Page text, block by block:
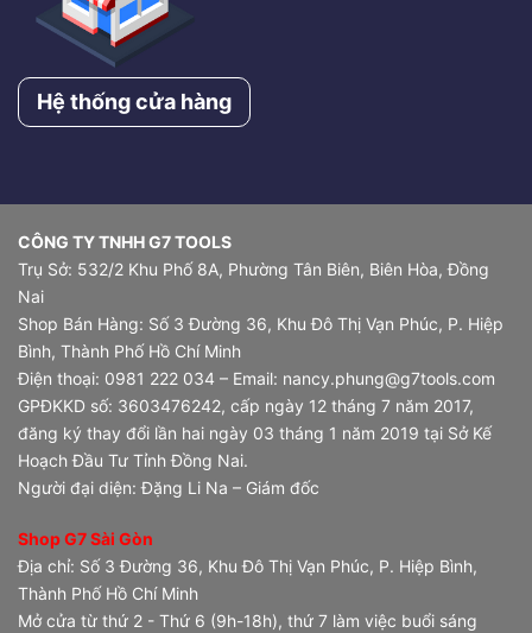
Hệ thống cửa hàng
CÔNG TY TNHH G7 TOOLS
Trụ Sở: 532/2 Khu Phố 8A, Phường Tân Biên, Biên Hòa, Đồng
Nai
Shop Bán Hàng: Số 3 Đường 36, Khu Đô Thị Vạn Phúc, P. Hiệp
Bình, Thành Phố Hồ Chí Minh
Điện thoại: 0981 222 034 – Email: nancy.phung@g7tools.com
GPĐKKD số: 3603476242, cấp ngày 12 tháng 7 năm 2017,
đăng ký thay đổi lần hai ngày 03 tháng 1 năm 2019 tại Sở Kế
Hoạch Đầu Tư Tỉnh Đồng Nai.
Người đại diện: Đặng Li Na – Giám đốc
Shop G7 Sài Gòn
Địa chỉ: Số 3 Đường 36, Khu Đô Thị Vạn Phúc, P. Hiệp Bình,
Thành Phố Hồ Chí Minh
Mở cửa từ thứ 2 - Thứ 6 (9h-18h), thứ 7 làm việc buổi sáng